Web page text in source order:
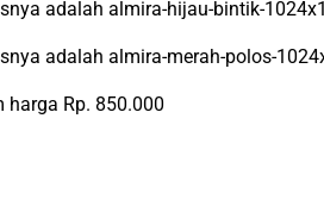
Rp. 850.000